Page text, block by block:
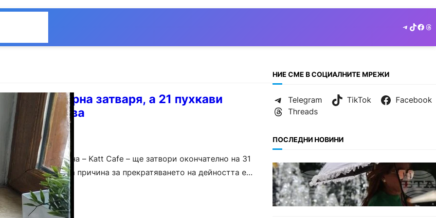
Telegram
TikTok
във Варна затваря, а 21 пухкави
семейства
кафене във Варна – Katt Cafe – ще затвори окончателно на 31
му. Основната причина за прекратяването на дейността е
да се…
НИЕ СМЕ В СОЦИАЛНИТЕ МРЕЖИ
Telegram TikTok
Facebook
Threads
ПОСЛЕДНИ НОВИНИ
БЕЗ КАТЕГОРИЯ
Жега до 37°: НИМХ обяви
оранжев и жълт код за опасно
време.